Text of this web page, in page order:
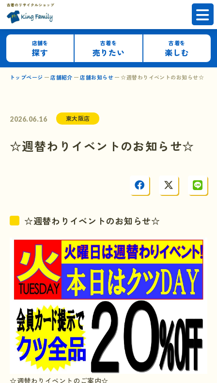
店舗を
探す
古着を
売りたい
古着を
楽しむ
トップページ 店舗紹介 店舗お知らせ ☆週替わりイベントのお知らせ☆
2026.06.16 東大阪店
☆週替わりイベントのお知らせ☆
☆週替わりイベントのお知らせ☆
☆週替わりイベントのご案内☆